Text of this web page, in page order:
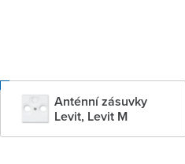
Anténní zásuvky
Levit, Levit M